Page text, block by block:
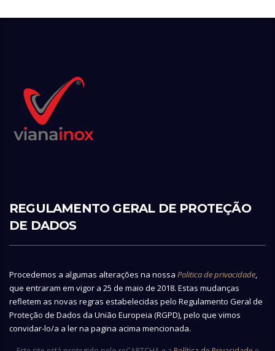
REGULAMENTO GERAL DE PROTEÇÃO
DE DADOS
Procedemos a algumas alterações na nossa Politica de privacidade,
que entraram em vigor a 25 de maio de 2018. Estas mudanças
refletem as novas regras estabelecidas pelo Regulamento Geral de
Proteção de Dados da União Europeia (RGPD), pelo que vimos
convidar-lo/a a ler na pagina acima mencionada.